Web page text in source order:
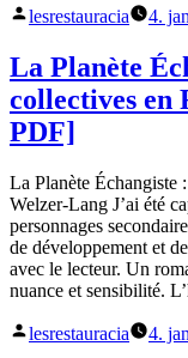
Posted
lesrestauracia 4.
La Planète
collectives en
PDF]
La Planète Échangiste
Welzer-Lang J’ai été
personnages
de développement et
avec le lecteur. Un
nuance et sensibilité.
Posted
lesrestauracia 4.